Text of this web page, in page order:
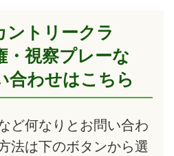
ントリークラ
視察プレーな
合わせはこちら
ど何なりとお問い合わ
法は下のボタンから選